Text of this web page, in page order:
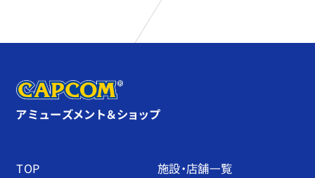
アミューズメント＆ショップ
TOP 施設・店舗⼀覧